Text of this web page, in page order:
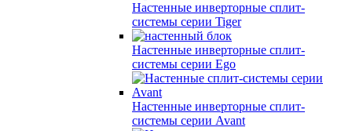
Настенные инверторные сплит-
системы серии Tiger
Настенные инверторные сплит-
системы серии Ego
Настенные инверторные сплит-
системы серии Avant